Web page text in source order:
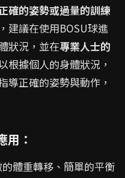
確的姿勢或過量的訓練
建議在使用BOSU球進
狀況，並在專業人士的
根據個人的身體狀況，
導正確的姿勢與動作，
用：
體重轉移、簡單的平衡